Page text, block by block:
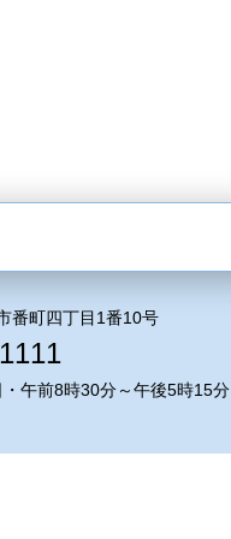
番町四丁目1番10号
午前8時30分～午後5時15分